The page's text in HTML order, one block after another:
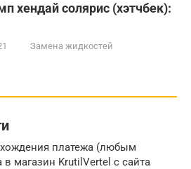
хендай солярис (хэтчбек):
Замена жидкостей
платежа (любым
магазин KrutilVertel с сайта